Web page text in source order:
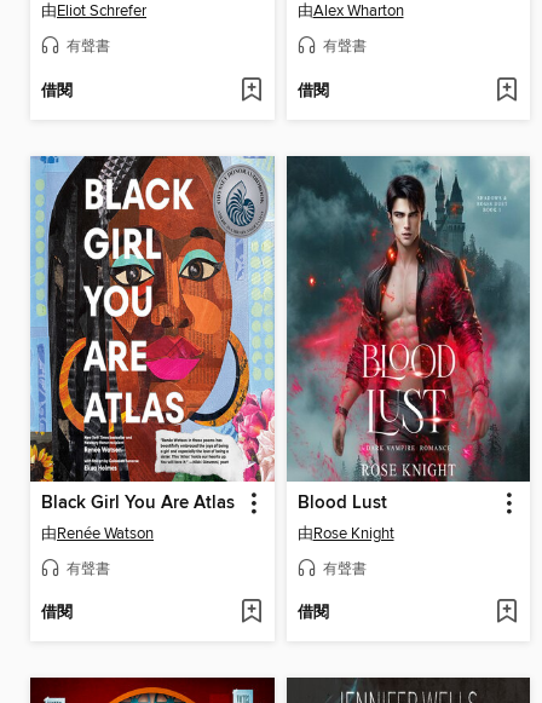
由Eliot Schrefer
有聲書
借閱
由Alex Wharton
有聲書
借閱
Black Girl You Are Atlas
由Renée Watson
有聲書
借閱
Blood Lust
由Rose Knight
有聲書
借閱